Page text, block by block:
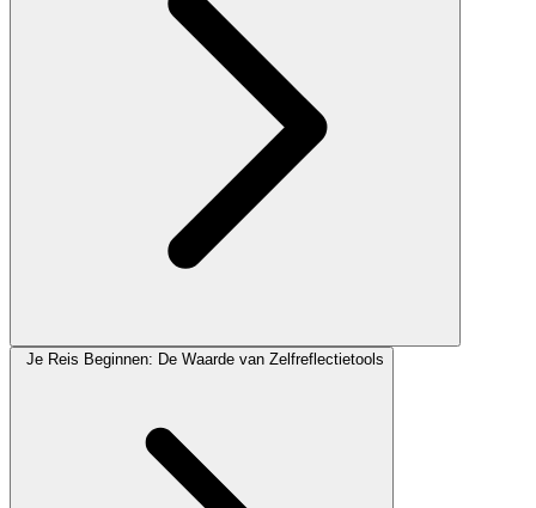
Je Reis Beginnen: De Waarde van Zelfreflectietools